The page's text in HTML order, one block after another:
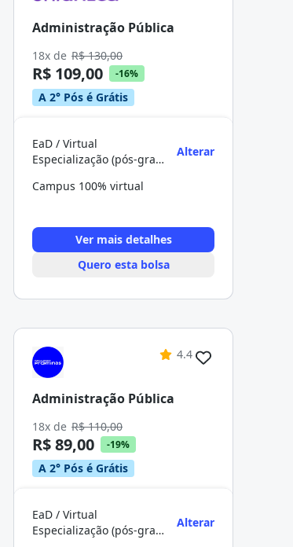
Administração Pública
18x de R$ 130,00
R$ 109,00 -16%
A 2° Pós é Grátis
EaD / Virtual
Especialização (pós-graduação)
Alterar
Campus 100% virtual
Ver mais detalhes
Quero esta bolsa
4.4
Administração Pública
18x de R$ 110,00
R$ 89,00 -19%
A 2° Pós é Grátis
EaD / Virtual
Especialização (pós-graduação)
Alterar